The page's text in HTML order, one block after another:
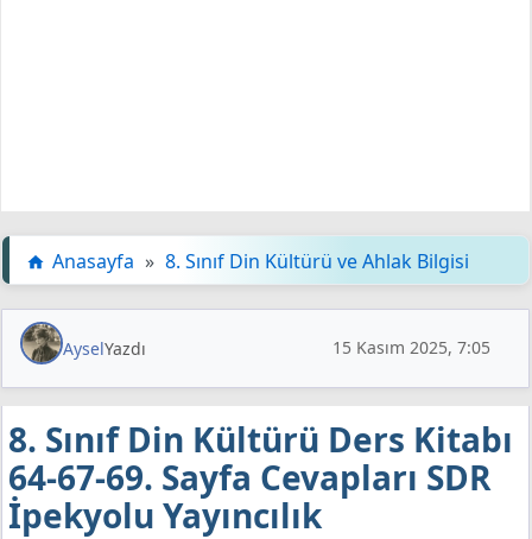
Anasayfa » 8. Sınıf Din Kültürü ve Ahlak Bilgisi
AyselYazdı 15 Kasım 2025, 7:05
8. Sınıf Din Kültürü Ders Kitabı
64-67-69. Sayfa Cevapları SDR
İpekyolu Yayıncılık